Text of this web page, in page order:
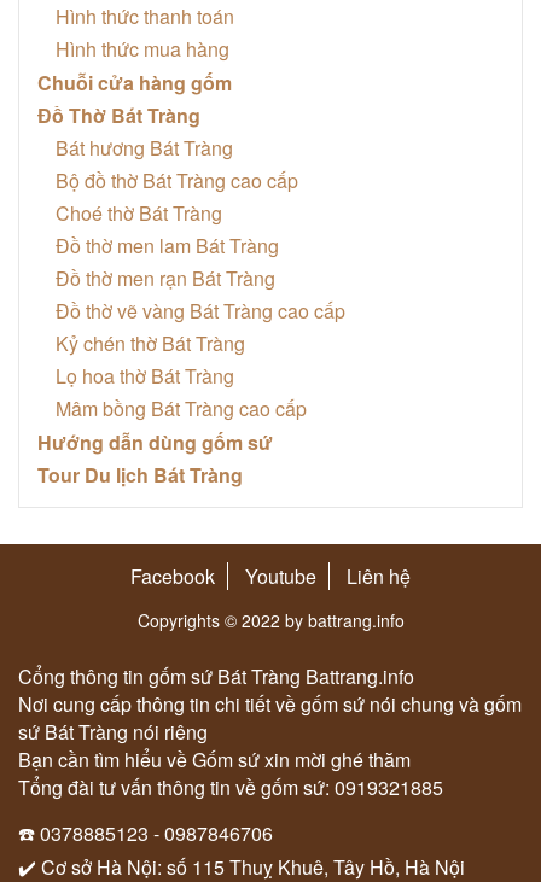
Hình thức thanh toán
Hình thức mua hàng
Chuỗi cửa hàng gốm
Đồ Thờ Bát Tràng
Bát hương Bát Tràng
Bộ đồ thờ Bát Tràng cao cấp
Choé thờ Bát Tràng
Đồ thờ men lam Bát Tràng
Đồ thờ men rạn Bát Tràng
Đồ thờ vẽ vàng Bát Tràng cao cấp
Kỷ chén thờ Bát Tràng
Lọ hoa thờ Bát Tràng
Mâm bồng Bát Tràng cao cấp
Hướng dẫn dùng gốm sứ
Tour Du lịch Bát Tràng
Facebook Youtube Liên hệ
Copyrights © 2022 by battrang.info
Cổng thông tin gốm sứ Bát Tràng Battrang.info
Nơi cung cấp thông tin chi tiết về gốm sứ nói chung và gốm
sứ Bát Tràng nói riêng
Bạn cần tìm hiểu về Gốm sứ xin mời ghé thăm
Tổng đài tư vấn thông tin về gốm sứ: 0919321885
☎️ 0378885123 - 0987846706
✔️ Cơ sở Hà Nội: số 115 Thuỵ Khuê, Tây Hồ, Hà Nội